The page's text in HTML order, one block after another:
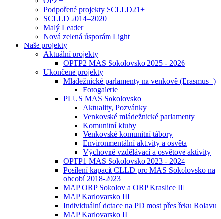
Podpořené projekty SCLLD21+
SCLLD 2014–2020
Malý Leader
Nová zelená úsporám Light
Naše projekty
Aktuální projekty
OPTP2 MAS Sokolovsko 2025 - 2026
Ukončené projekty
Mládežnické parlamenty na venkově (Erasmus+)
Fotogalerie
PLUS MAS Sokolovsko
Aktuality, Pozvánky
Venkovské mládežnické parlamenty
Komunitní kluby
Venkovské komunitní tábory
Environmentální aktivity a osvěta
Výchovně vzdělávací a osvětové aktivity
OPTP1 MAS Sokolovsko 2023 - 2024
Posílení kapacit CLLD pro MAS Sokolovsko na
období 2018-2023
MAP ORP Sokolov a ORP Kraslice III
MAP Karlovarsko III
Individuální dotace na PD most přes řeku Rolavu
MAP Karlovarsko II